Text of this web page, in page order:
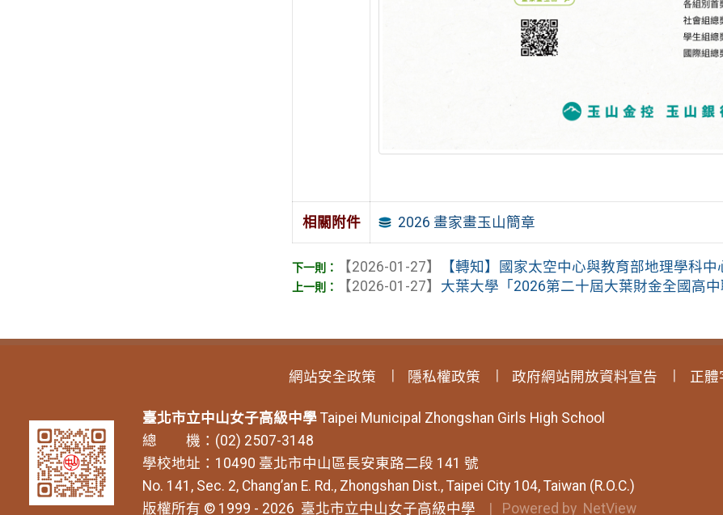
相關附件 2026 畫家畫玉山簡章
【2026-01-27】
【轉知】國家太空中心與教育部地理學科
【2026-01-27】 大葉大學「2026第二十屆大葉財金全國高
網站安全政策 隱私權政策 政府網站開放資料宣告 正體
臺北市立中山女子高級中學 Taipei Municipal Zhongshan Girls High School
總 機：(02) 2507-3148
學校地址：10490 臺北市中山區長安東路二段 141 號
No. 141, Sec. 2, Chang’an E. Rd., Zhongshan Dist., Taipei City 104, Taiwan (R.O.C.)
版權所有 © 1999 - 2026 臺北市立中山女子高級中學 | Powered by NetView